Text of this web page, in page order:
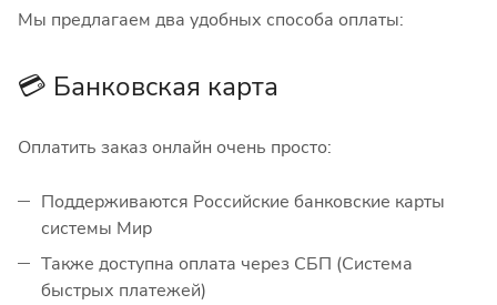
Мы предлагаем два удобных способа оплаты:
💳 Банковская карта
Оплатить заказ онлайн очень просто:
Поддерживаются Российские банковские карты
системы Мир
Также доступна оплата через СБП (Система
быстрых платежей)